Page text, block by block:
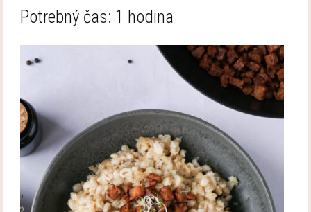
Potrebný čas: 1 hodina